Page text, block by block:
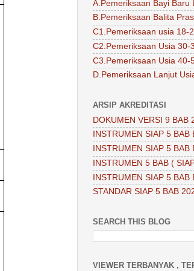
A.Pemeriksaan Bayi Baru
B.Pemeriksaan Balita
C1.Pemeriksaan usia 18-
C2.Pemeriksaan Usia 30-
C3.Pemeriksaan Usia 40-
D.Pemeriksaan Lanjut
ARSIP AKREDITASI
DOKUMEN VERSI 9 BAB
INSTRUMEN SIAP 5 BAB
INSTRUMEN SIAP 5 BAB
INSTRUMEN 5 BAB (
INSTRUMEN SIAP 5 BAB
STANDAR SIAP 5 BAB
SEARCH THIS BLOG
VIEWER TERBANYAK ,